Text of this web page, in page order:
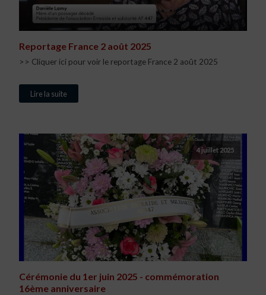
Reportage France 2 août 2025
>> Cliquer ici pour voir le reportage France 2 août 2025
Lire la suite
4 juillet 2025
Cérémonie du 1er juin 2025 - commémoration
16ème anniversaire